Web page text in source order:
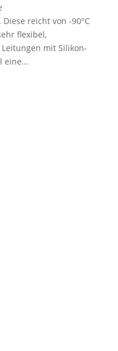
reicht von -90°C
flexibel,
mit Silikon-
eine...